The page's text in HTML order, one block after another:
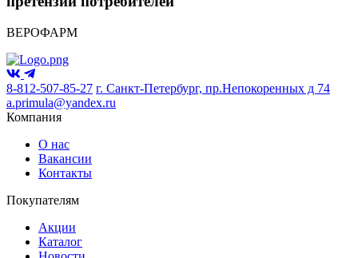
ВЕРОФАРМ
8-812-507-85-27 г. Санкт-Петербург, пр.Непокоренных д 74
a.primula@yandex.ru
Компания
О нас
Вакансии
Контакты
Покупателям
Акции
Каталог